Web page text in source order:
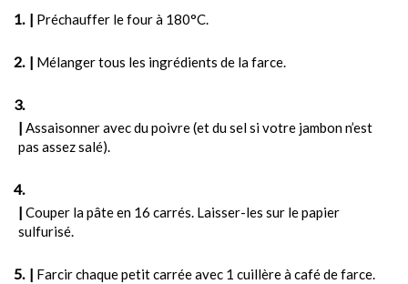
| Préchauffer le four à 180°C.
| Mélanger tous les ingrédients de la farce.
| Assaisonner avec du poivre (et du sel si votre jambon n’est
pas assez salé).
| Couper la pâte en 16 carrés. Laisser-les sur le papier
sulfurisé.
| Farcir chaque petit carrée avec 1 cuillère à café de farce.